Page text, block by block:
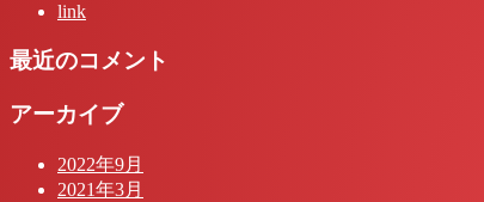
link
最近のコメント
アーカイブ
2022年9月
2021年3月